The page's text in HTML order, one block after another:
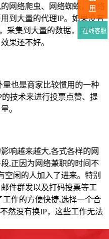
网络爬虫、网络蜘蛛，网络
到大量的代理IP。如果没有
采集到大量的数据，只能原
果还不好。
也是商家比较惯用的一种
技术来进行投票点赞、提
。
越来越大,各式各样的网
,正因为网络兼职的时间不
空闲的人加入了进来。特别
件群发以及打码投票等工
工作的方便快捷,选择一个合
然没有换IP，这些工作无法
用
在线客服